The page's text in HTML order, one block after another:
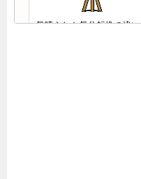
気晴らしと気分転換の違い